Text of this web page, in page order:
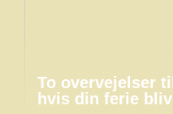
To overvejelser
hvis din ferie